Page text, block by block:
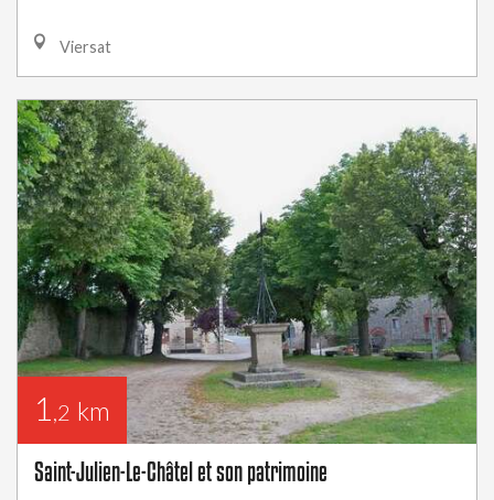
Viersat
1 ,2 km
Saint-Julien-Le-Châtel et son patrimoine